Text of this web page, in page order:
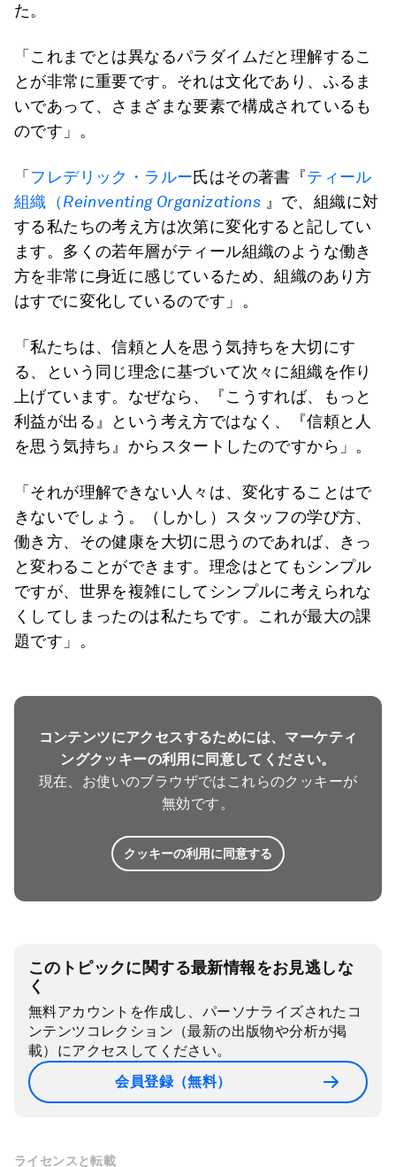
た。
「これまでとは異なるパラダイムだと理解するこ
とが非常に重要です。それは文化であり、ふるま
いであって、さまざまな要素で構成されているも
のです」。
「 フレデリック・ラルー氏はその著書『ティール
組織（Reinventing Organizations 』で、組織に対
する私たちの考え方は次第に変化すると記してい
ます。多くの若年層がティール組織のような働き
方を非常に身近に感じているため、組織のあり方
はすでに変化しているのです」。
「私たちは、信頼と人を思う気持ちを大切にす
る、という同じ理念に基づいて次々に組織を作り
上げています。なぜなら、『こうすれば、もっと
利益が出る』という考え方ではなく、『信頼と人
を思う気持ち』からスタートしたのですから」。
「それが理解できない人々は、変化することはで
きないでしょう。（しかし）スタッフの学び方、
働き方、その健康を大切に思うのであれば、きっ
と変わることができます。理念はとてもシンプル
ですが、世界を複雑にしてシンプルに考えられな
くしてしまったのは私たちです。これが最大の課
題です」。
コンテンツにアクセスするためには、マーケティ
ングクッキーの利用に同意してください。
現在、お使いのブラウザではこれらのクッキーが
無効です。
クッキーの利用に同意する
このトピックに関する最新情報をお見逃しな
く
無料アカウントを作成し、パーソナライズされたコ
ンテンツコレクション（最新の出版物や分析が掲
載）にアクセスしてください。
会員登録（無料）
ライセンスと転載